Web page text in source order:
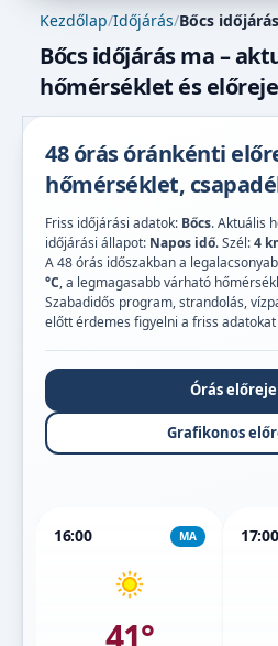
Kezdőlap/Időjárás/Bőcs időjárás
Bőcs időjárás ma –
hőmérséklet és
48 órás óránkénti
hőmérséklet,
Friss időjárási adatok: Bőcs. Aktuális
időjárási állapot: Napos idő. Szél:4
A 48 órás időszakban a
°C, a legmagasabb várható
Szabadidős program, strandolás,
előtt érdemes figyelni a friss
Órás
Grafikonos
16:00 MA 17:00